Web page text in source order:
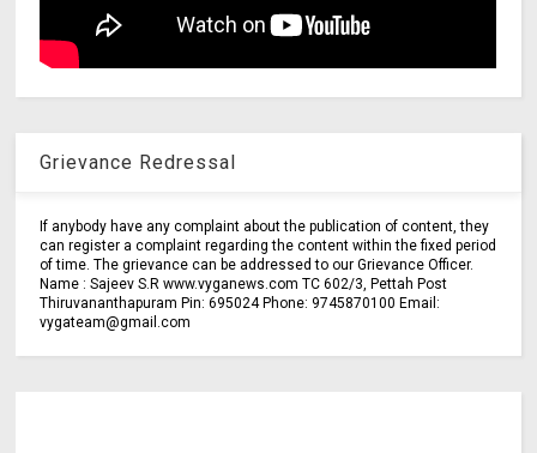
Grievance Redressal
If anybody have any complaint about the publication of content, they
can register a complaint regarding the content within the fixed period
of time. The grievance can be addressed to our Grievance Officer.
Name : Sajeev S.R www.vyganews.com TC 602/3, Pettah Post
Thiruvananthapuram Pin: 695024 Phone: 9745870100 Email:
vygateam@gmail.com